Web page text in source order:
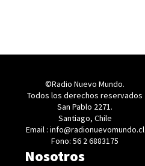
©Radio Nuevo Mundo.
Todos los derechos reservados
San Pablo 2271.
Santiago, Chile
Email : info@radionuevomundo.cl
Fono: 56 2 6883175
Nosotros